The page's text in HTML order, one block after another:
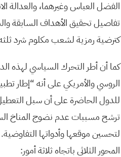
الفضل العباس وغيرهما، والعدالة
تفاصيل تحقيق الأهداف السابقة
كترضية رمزية لشعب مكلوم شرد
كما أن أطر التحرك السياسي لهذه
الروسي والأمريكي على أنه “إطار
للدول الحاضرة على أن سبل
ترشح مسببات عدم نضوج المناخ
لتحسين موقعها وأدواتها
المحور الثلاثي باتجاه ثلاثة أمور: